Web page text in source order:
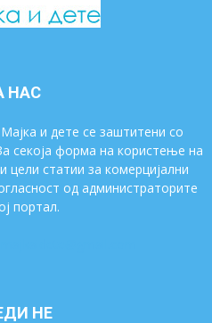
НАС
и дете се заштитени со
секоја форма на користење на
цели статии за комерцијални
од администраторите
портал.
НЕ